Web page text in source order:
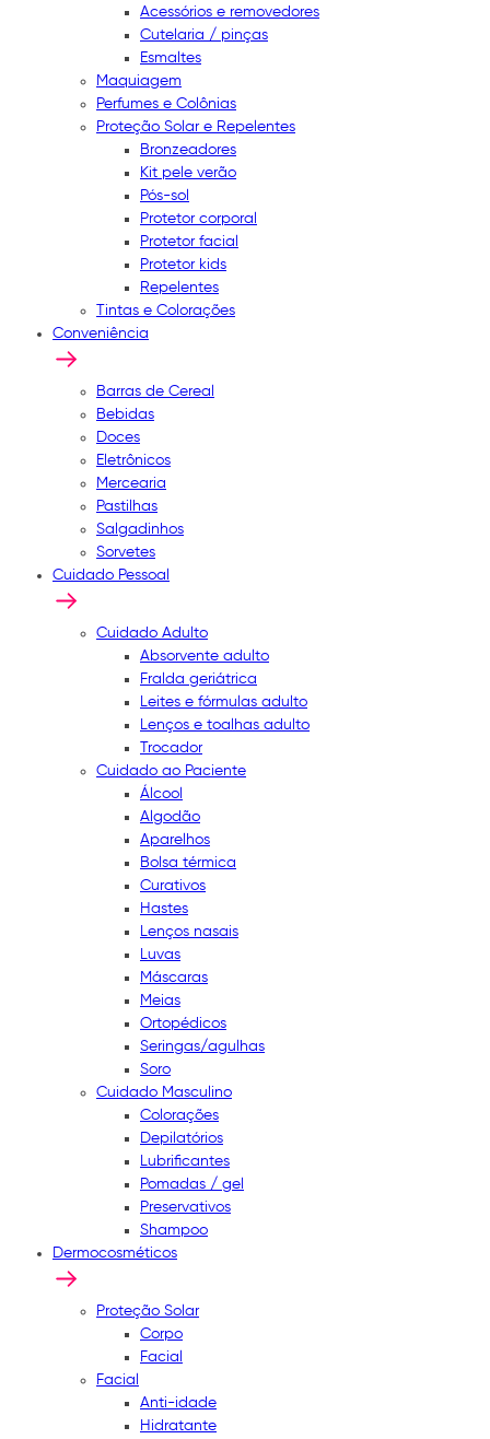
Acessórios e removedores
Cutelaria / pinças
Esmaltes
Maquiagem
Perfumes e Colônias
Proteção Solar e Repelentes
Bronzeadores
Kit pele verão
Pós-sol
Protetor corporal
Protetor facial
Protetor kids
Repelentes
Tintas e Colorações
Conveniência
Barras de Cereal
Bebidas
Doces
Eletrônicos
Mercearia
Pastilhas
Salgadinhos
Sorvetes
Cuidado Pessoal
Cuidado Adulto
Absorvente adulto
Fralda geriátrica
Leites e fórmulas adulto
Lenços e toalhas adulto
Trocador
Cuidado ao Paciente
Álcool
Algodão
Aparelhos
Bolsa térmica
Curativos
Hastes
Lenços nasais
Luvas
Máscaras
Meias
Ortopédicos
Seringas/agulhas
Soro
Cuidado Masculino
Colorações
Depilatórios
Lubrificantes
Pomadas / gel
Preservativos
Shampoo
Dermocosméticos
Proteção Solar
Corpo
Facial
Facial
Anti-idade
Hidratante